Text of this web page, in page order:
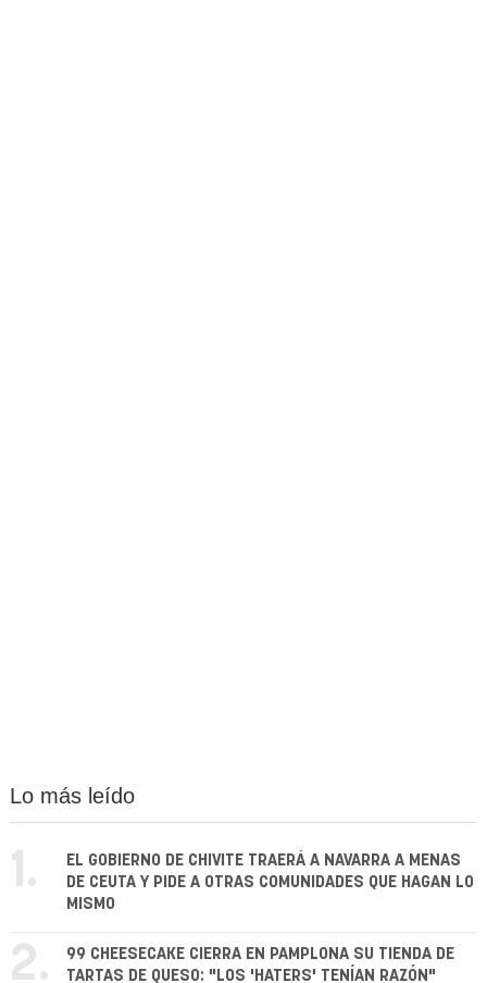
Lo más leído
1.
EL GOBIERNO DE CHIVITE TRAERÁ A NAVARRA A MENAS
DE CEUTA Y PIDE A OTRAS COMUNIDADES QUE HAGAN LO
MISMO
2.
99 CHEESECAKE CIERRA EN PAMPLONA SU TIENDA DE
TARTAS DE QUESO: "LOS 'HATERS' TENÍAN RAZÓN"